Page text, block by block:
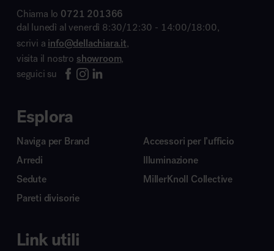
Chiama lo 0721 201366
dal lunedì al venerdì 8:30/12:30 - 14:00/18:00,
scrivi a info@dellachiara.it,
visita il nostro showroom,
seguici su
Esplora
Naviga per Brand
Arredi
Sedute
Pareti divisorie
Accessori per l’ufficio
Illuminazione
MillerKnoll Collective
Link utili